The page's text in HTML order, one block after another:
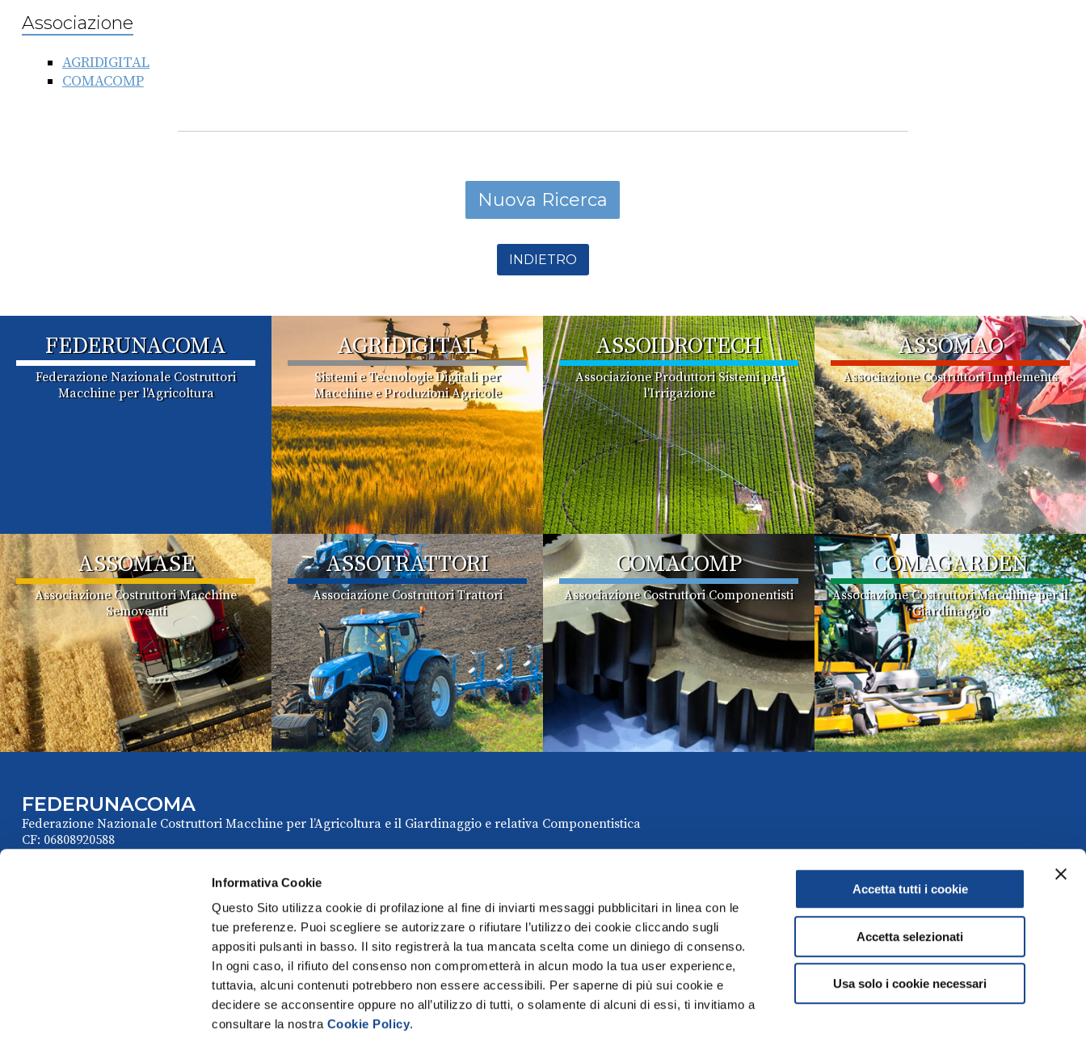
Informativa Cookie
Questo Sito utilizza cookie di profilazione al fine di inviarti messaggi pubblicitari in linea con le
tue preferenze. Puoi scegliere se autorizzare o rifiutare l’utilizzo dei cookie cliccando sugli
appositi pulsanti in basso. Il sito registrerà la tua mancata scelta come un diniego di consenso.
In ogni caso, il rifiuto del consenso non comprometterà in alcun modo la tua user experience,
tuttavia, alcuni contenuti potrebbero non essere accessibili. Per saperne di più sui cookie e
decidere se acconsentire oppure no all’utilizzo di tutti, o solamente di alcuni di essi, ti invitiamo a
consultare la nostra Cookie Policy.
Accetta tutti i cookie
Accetta selezionati
Usa solo i cookie necessari
Associazione
AGRIDIGITAL
COMACOMP
INDIETRO
FEDERUNACOMA
Federazione Nazionale Costruttori
Macchine per l'Agricoltura
AGRIDIGITAL
Sistemi e Tecnologie Digitali per
Macchine e Produzioni Agricole
ASSOIDROTECH
Associazione Produttori Sistemi per
l'Irrigazione
ASSOMAO
Associazione Costruttori Implements
ASSOMASE
Associazione Costruttori Macchine
Semoventi
ASSOTRATTORI
Associazione Costruttori Trattori
COMACOMP
Associazione Costruttori Componentisti
COMAGARDEN
Associazione Costruttori Macchine per il
Giardinaggio
FEDERUNACOMA
Federazione Nazionale Costruttori Macchine per l’Agricoltura e il Giardinaggio e relativa Componentistica
CF: 06808920588
Tel +39 06 432981
Fax +39 06 4076370
E-mail
info@federunacoma.it
Uffici